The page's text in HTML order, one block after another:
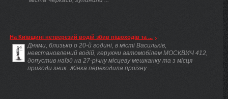
На Київщині нетверезий водій збив пішоходів та ...
Днями, близько о 20-й годині, в місті Васильків,
невстановлений водій, керуючи автомобілем МОСКВИЧ 412,
допустив наїзд на 27-річну місцеву мешканку та з місця
пригоди зник. Жінка переходила проїзну ...